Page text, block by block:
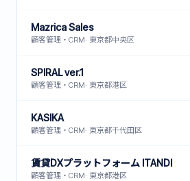
Mazrica Sales
顧客管理・CRM· 東京都中央区
SPIRAL ver.1
顧客管理・CRM· 東京都港区
KASIKA
顧客管理・CRM· 東京都千代田区
賃貸DXプラットフォーム ITANDI
顧客管理・CRM· 東京都港区